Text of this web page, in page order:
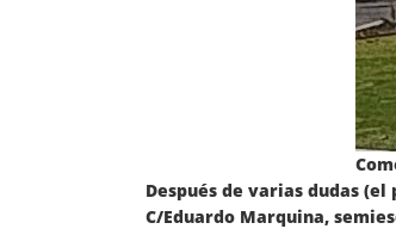
Después de varias dudas
C/Eduardo Marquina,